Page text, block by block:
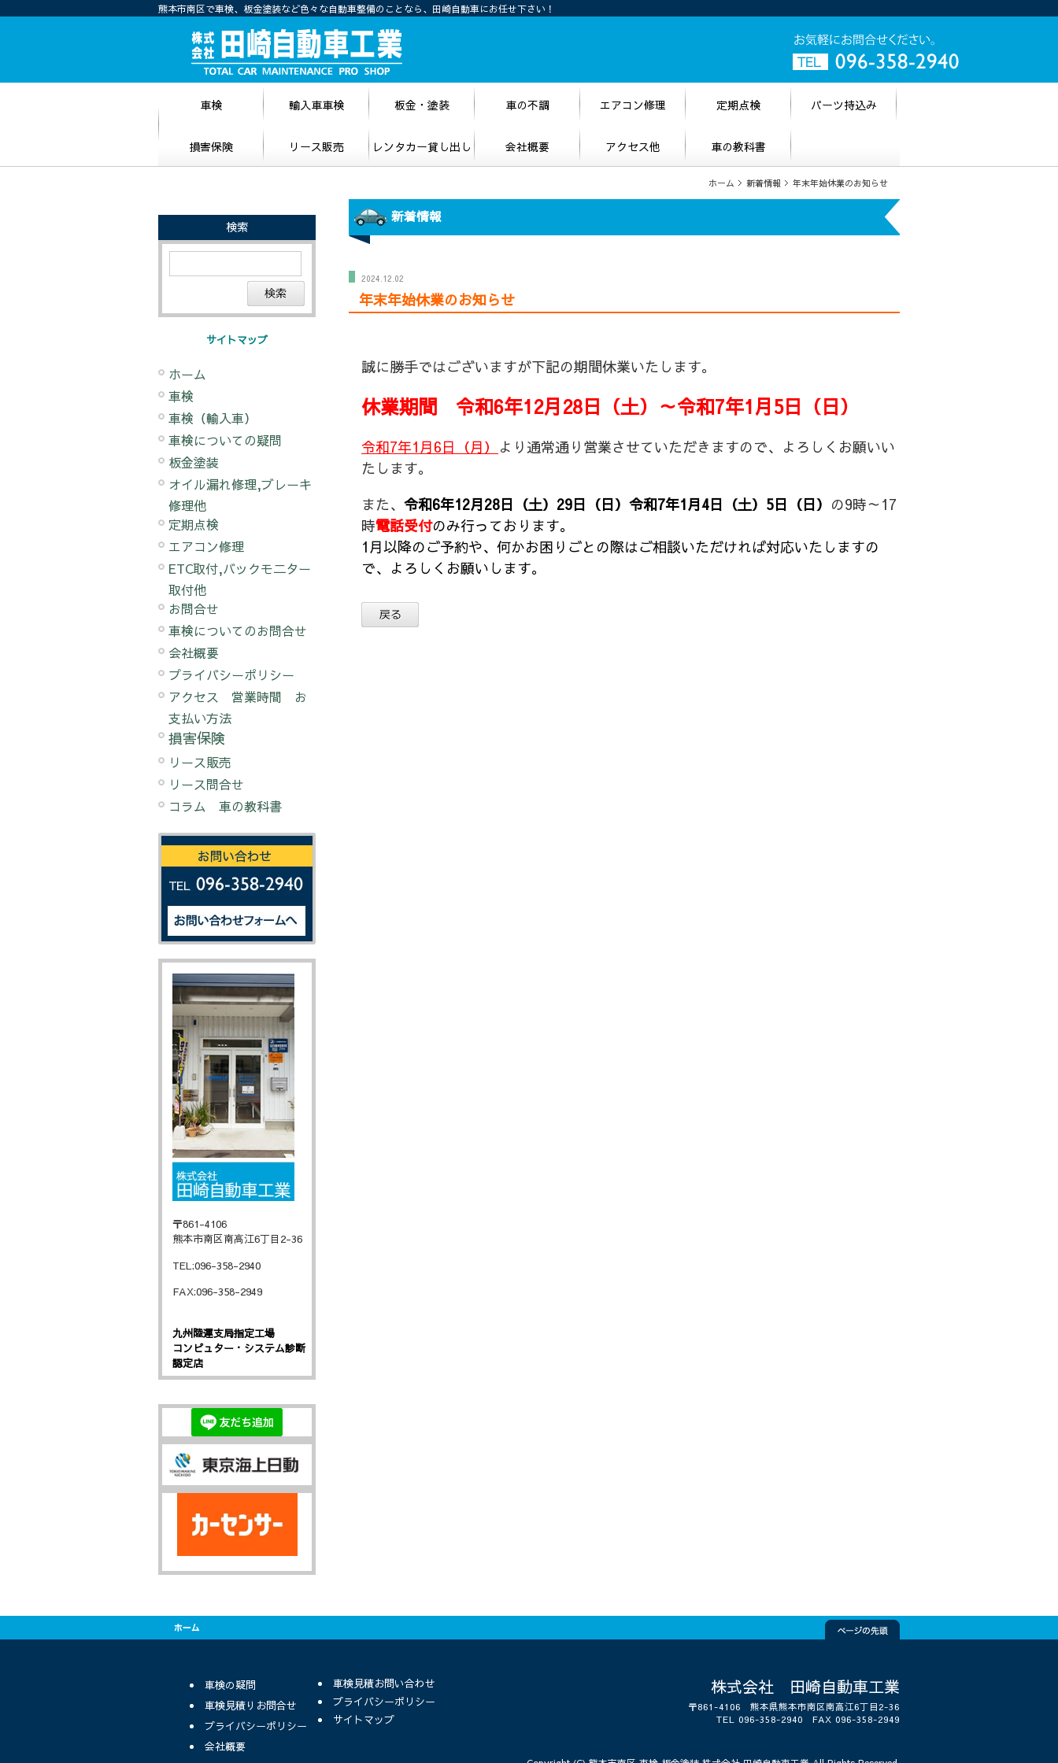
熊本市南区で車検、板金塗装など色々な自動車整備のことなら、田崎自動車にお任せ下さい！
車検 輸入車車検 板金・塗装 車の不調 エアコン修理 定期点検 パーツ持込み
損害保険 リース販売 レンタカー貸し出し 会社概要 アクセス他 車の教科書
ホーム 新着情報 年末年始休業のお知らせ
新着情報
2024.12.02
年末年始休業のお知らせ
誠に勝手ではございますが下記の期間休業いたします。
休業期間 令和6年12月28日（土）～令和7年1月5日（日）
令和7年1月6日（月） より通常通り営業させていただきますので、よろしくお願いい
たします。
また、 令和6年12月28日（土）29日（日）令和7年1月4日（土）5日（日） の9時～17
時電話受付のみ行っております。
1月以降のご予約や、何かお困りごとの際はご相談いただければ対応いたしますの
で、よろしくお願いします。
検索
サイトマップ
ホーム
車検
車検（輸入車）
車検についての疑問
板金塗装
オイル漏れ修理,ブレーキ
修理他
定期点検
エアコン修理
ETC取付,バックモ二ター
取付他
お問合せ
車検についてのお問合せ
会社概要
プライバシーポリシー
アクセス 営業時間 お
支払い方法
損害保険
リース販売
リース問合せ
コラム 車の教科書
〒861-4106
熊本市南区南高江6丁目2-36
TEL:096-358-2940
FAX:096-358-2949
九州陸運支局指定工場
コンピュター・システム診断
認定店
車検の疑問
車検見積りお問合せ
プライバシーポリシー
会社概要
車検見積お問い合わせ
プライバシーポリシー
サイトマップ
株式会社 田崎自動車工業
〒861-4106 熊本県熊本市南区南高江6丁目2-36
TEL 096-358-2940 FAX 096-358-2949